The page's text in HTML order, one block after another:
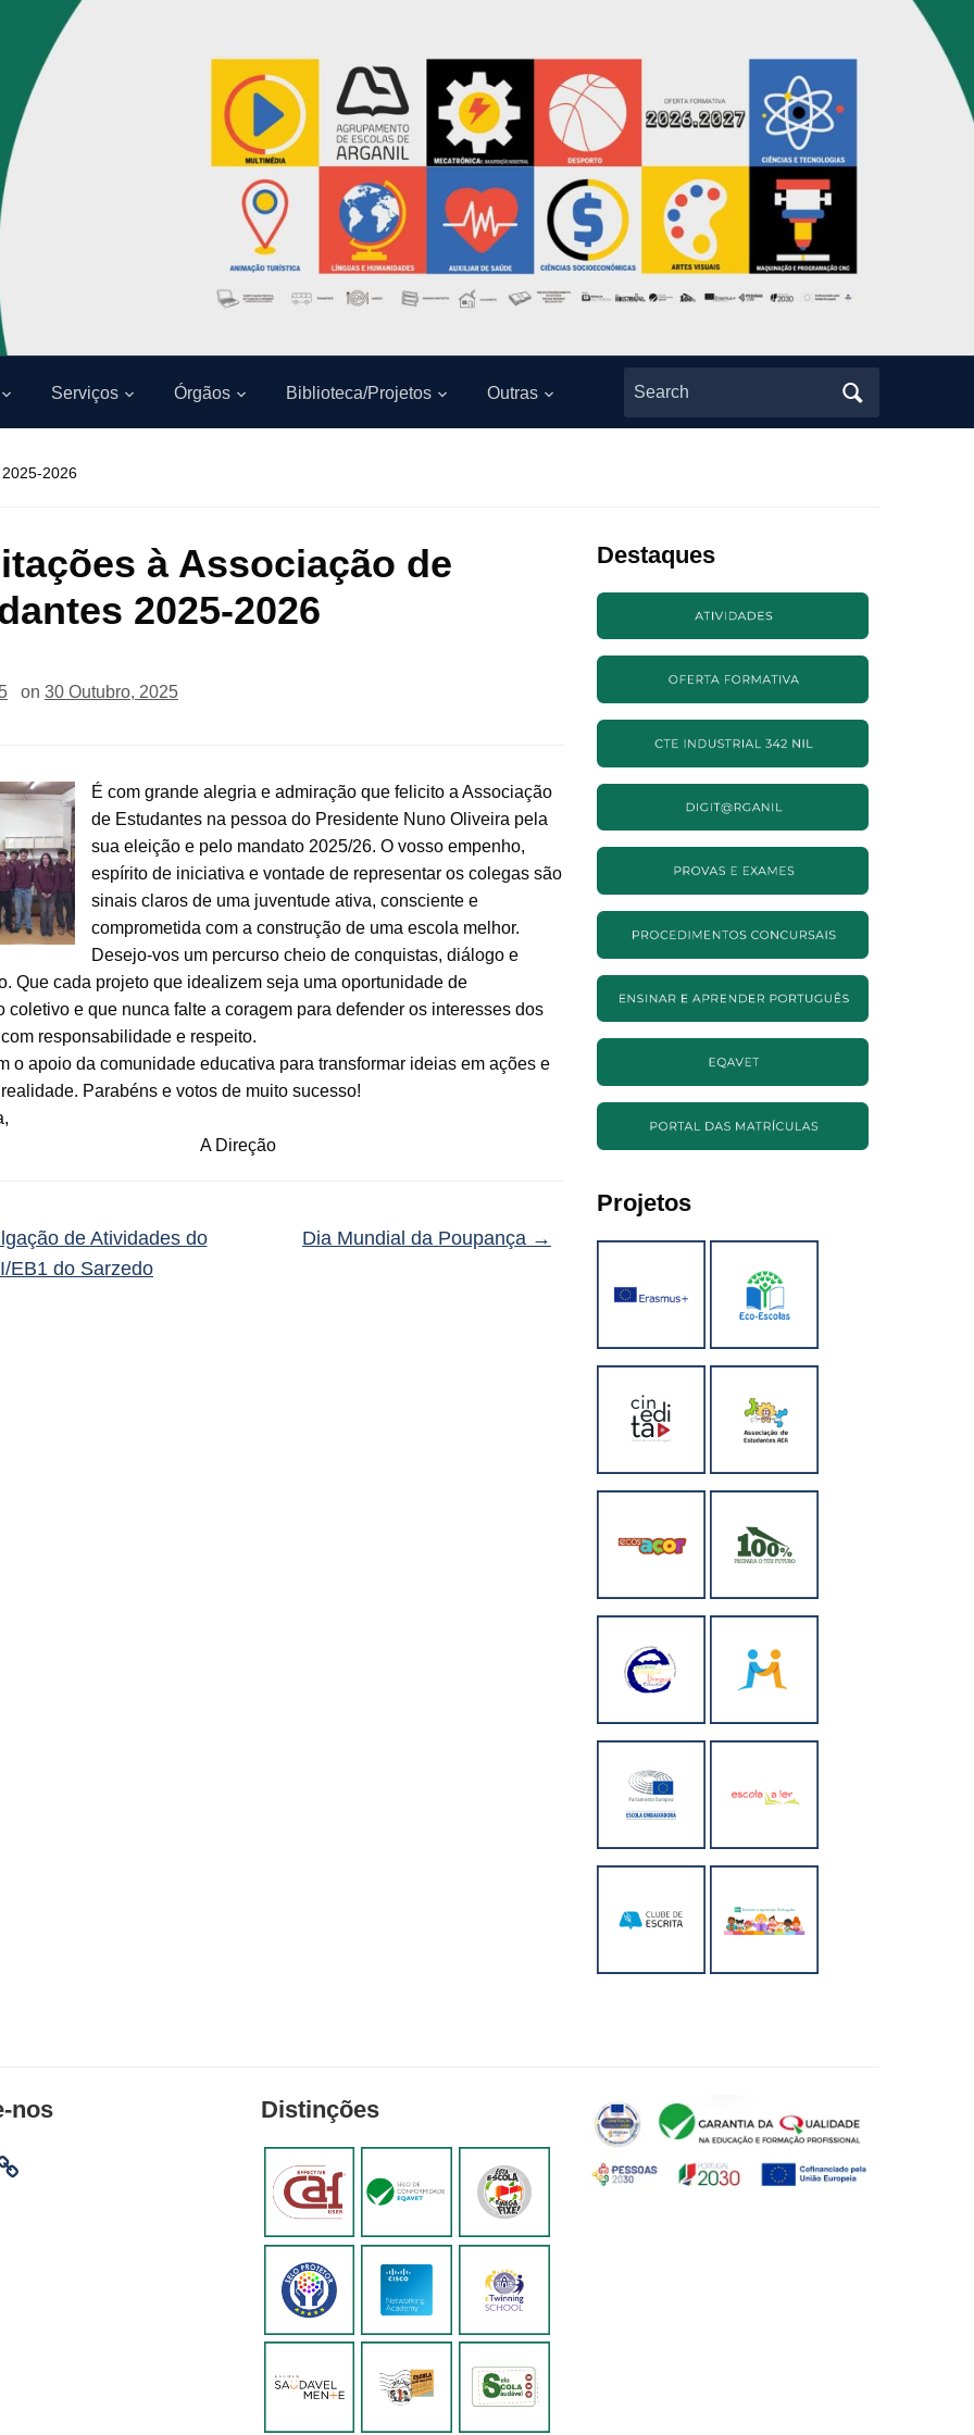
Serviços Órgãos Biblioteca/Projetos Outras
Search
for:
2026
à Associação de
2025-2026
on 30 Outubro, 2025
É com grande alegria e admiração que felicito a Associação
de Estudantes na pessoa do Presidente Nuno Oliveira pela
sua eleição e pelo mandato 2025/26. O vosso empenho,
espírito de iniciativa e vontade de representar os colegas são
sinais claros de uma juventude ativa, consciente e
comprometida com a construção de uma escola melhor.
Desejo-vos um percurso cheio de conquistas, diálogo e
Que cada projeto que idealizem seja uma oportunidade de
coletivo e que nunca falte a coragem para defender os interesses dos
responsabilidade e respeito.
o apoio da comunidade educativa para transformar ideias em ações e
Parabéns e votos de muito sucesso!
A Direção
de Atividades do
EB1 do Sarzedo
Dia Mundial da Poupança →
Destaques
Projetos
nos Distinções